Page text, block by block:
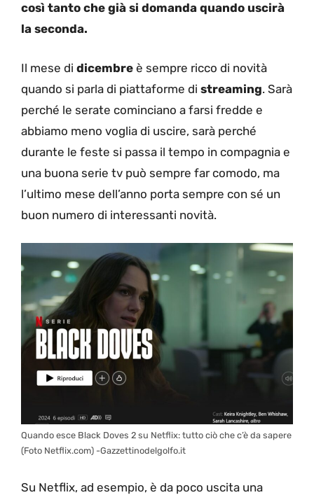
così tanto che già si domanda quando uscirà
la seconda.
Il mese di dicembre è sempre ricco di novità
quando si parla di piattaforme di streaming. Sarà
perché le serate cominciano a farsi fredde e
abbiamo meno voglia di uscire, sarà perché
durante le feste si passa il tempo in compagnia e
una buona serie tv può sempre far comodo, ma
l’ultimo mese dell’anno porta sempre con sé un
buon numero di interessanti novità.
Quando esce Black Doves 2 su Netflix: tutto ciò che c’è da sapere
(Foto Netflix.com) -Gazzettinodelgolfo.it
Su Netflix, ad esempio, è da poco uscita una